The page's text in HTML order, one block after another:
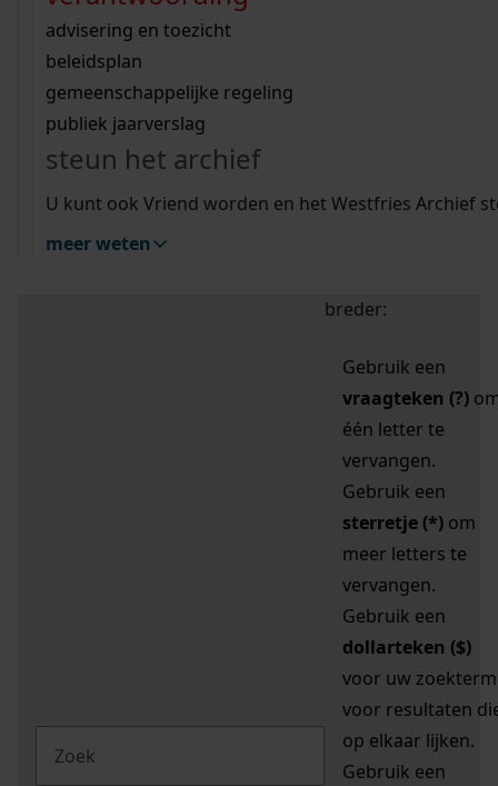
bouwvergunningen
omgevingsvergunningen
vergunningen
beeld en geluid
uitleg nodig?
Wij helpen u op weg met een aantal zoektips.
bekijk alle zoektips
Wij helpen u op weg met een aantal zoektips.
bekijk alle zoektips
bekijk ons geschiedenislokaal
advisering en toezicht
beleidsplan
gemeenschappelijke regeling
publiek jaarverslag
steun het archief
U kunt ook Vriend worden en het Westfries Archief
meer weten
zoektips
Mijn Studiezaal (inloggen)
uw zoekopdracht te
breder:
Gebruik een
vraagteken (?)
één letter te
vervangen.
Gebruik een
sterretje (*) om
meer letters te
vervangen.
Gebruik een
dollarteken ($)
voor uw zoekterm
voor resultaten
op elkaar lijken.
Gebruik een